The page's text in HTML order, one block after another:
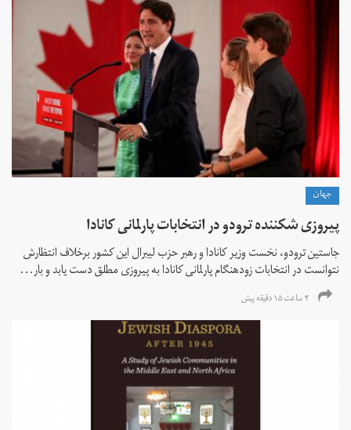
جهان
پیروزی شکننده ترودو در انتخابات پارلمانی کانادا
جاستین ترودو، نخست وزیر کانادا و رهبر حزب لیبرال این کشور برخلاف انتظارش
نتوانست در انتخابات زود‌هنگام پارلمانی کانادا به پیروزی مطلق دست یابد و بار...
۴ ساعت ۱۵ دقیقه پیش